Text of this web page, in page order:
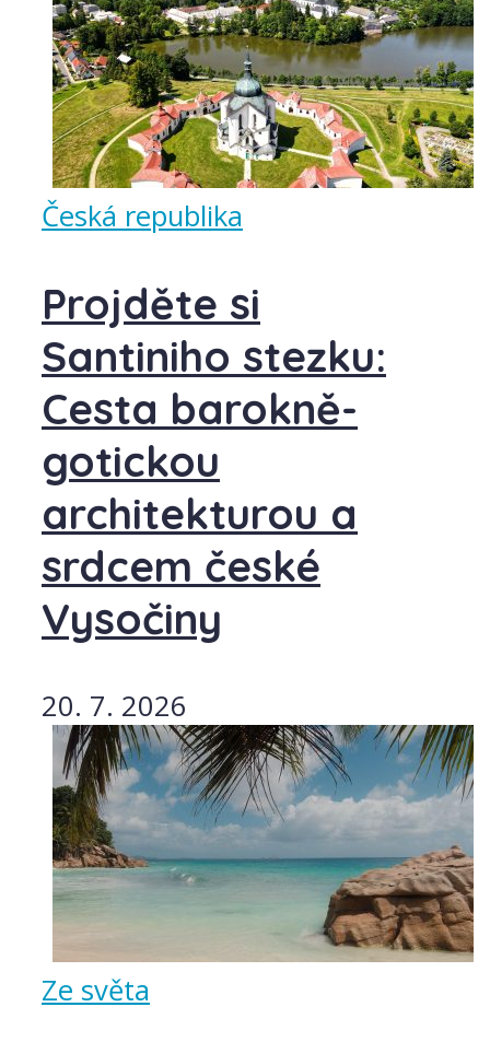
Česká republika
Projděte si
Santiniho stezku:
Cesta barokně-
gotickou
architekturou a
srdcem české
Vysočiny
20. 7. 2026
Ze světa